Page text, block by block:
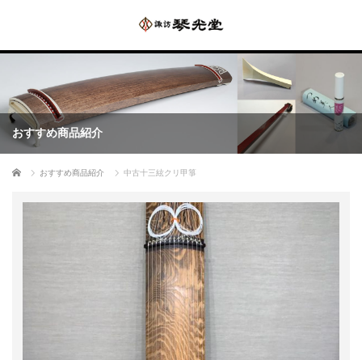
おすすめ商品紹介
ホーム おすすめ商品紹介 中古十三絃クリ甲箏